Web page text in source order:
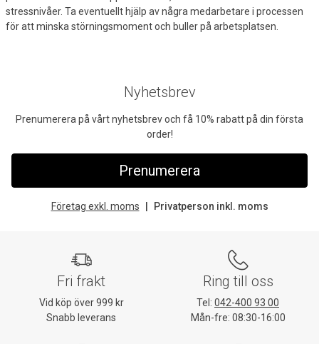
stressnivåer. Ta eventuellt hjälp av några medarbetare i processen
för att minska störningsmoment och buller på arbetsplatsen.
Nyhetsbrev
Prenumerera på vårt nyhetsbrev och få 10% rabatt på din första
order!
Prenumerera
Företag exkl. moms Privatperson inkl. moms
Fri frakt
Vid köp över 999 kr
Snabb leverans
Ring till oss
Tel: 042-400 93 00
Mån-fre: 08:30-16:00